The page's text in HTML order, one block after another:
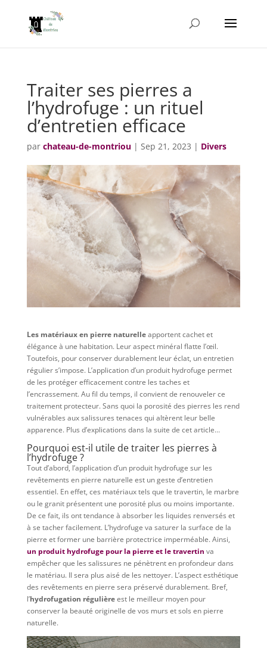
Traiter ses pierres a
l’hydrofuge : un rituel
d’entretien efficace
par chateau-de-montriou| Sep 21, 2023 | Divers
Les matériaux en pierre naturelleapportent cachet et
élégance à une habitation. Leur aspect minéral flatte l’œil.
Toutefois, pour conserver durablement leur éclat, un entretien
régulier s’impose. L’application d’un produit hydrofuge permet
de les protéger efficacement contre les taches et
l’encrassement. Au fil du temps, il convient de renouveler ce
traitement protecteur. Sans quoi la porosité des pierres les rend
vulnérables aux salissures tenaces qui altèrent leur belle
apparence. Plus d’explications dans la suite de cet article…
Pourquoi est-il utile de traiter les pierres à
l’hydrofuge ?
Tout d’abord, l’application d’un produit hydrofuge sur les
revêtements en pierre naturelle est un geste d’entretien
essentiel. En effet, ces matériaux tels que le travertin, le marbre
ou le granit présentent une porosité plus ou moins importante.
De ce fait, ils ont tendance à absorber les liquides renversés et
à se tacher facilement. L’hydrofuge va saturer la surface de la
pierre et former une barrière protectrice imperméable. Ainsi,
un produit hydrofuge pour la pierre et le travertin va
empêcher que les salissures ne pénètrent en profondeur dans
le matériau. Il sera plus aisé de les nettoyer. L’aspect esthétique
des revêtements en pierre sera préservé durablement. Bref,
l’hydrofugation régulièreest le meilleur moyen pour
conserver la beauté originelle de vos murs et sols en pierre
naturelle.